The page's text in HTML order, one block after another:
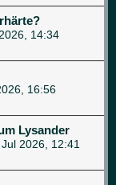
14:34
16:56
Lysander
2026, 12:41